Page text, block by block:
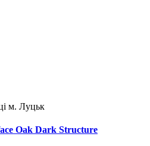
м. Луцьк
Oak Dark Structure